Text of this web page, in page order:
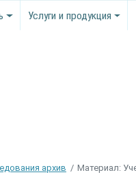
Услуги и продукция
архив Материал: